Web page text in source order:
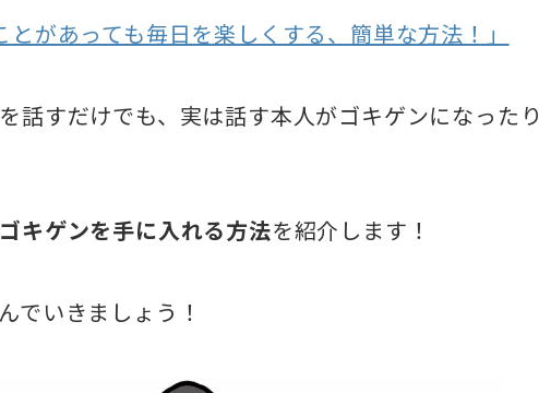
があっても毎日を楽しくする、簡単な方法！」
話すだけでも、実は話す本人がゴキゲンになったり
キゲンを手に入れる方法を紹介します！
でいきましょう！